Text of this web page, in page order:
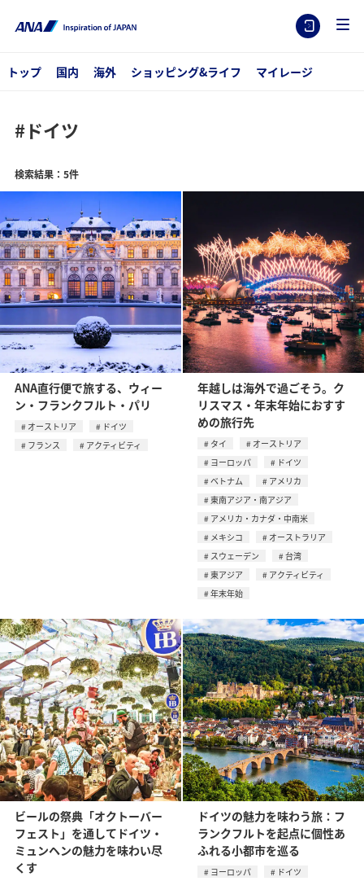
トップ 国内 海外 ショッピング&ライフ マイレージ
#ドイツ
検索結果：5件
ANA直行便で旅する、ウィー
ン・フランクフルト・パリ
オーストリア
ドイツ
フランス
アクティビティ
年越しは海外で過ごそう。ク
リスマス・年末年始におすす
めの旅行先
タイ
オーストリア
ヨーロッパ
ドイツ
ベトナム
アメリカ
東南アジア・南アジア
アメリカ・カナダ・中南米
メキシコ
オーストラリア
スウェーデン
台湾
東アジア
アクティビティ
年末年始
ビールの祭典「オクトーバー
フェスト」を通してドイツ・
ミュンヘンの魅力を味わい尽
くす
ドイツの魅力を味わう旅：フ
ランクフルトを起点に個性あ
ふれる小都市を巡る
ヨーロッパ
ドイツ